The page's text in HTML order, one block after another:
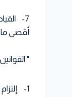
7-
أقصى
"
1- إلتزام الأمانة المطلقة :